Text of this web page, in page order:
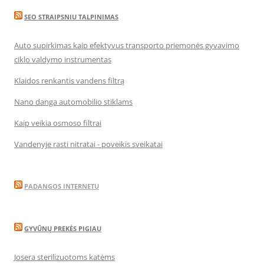
SEO STRAIPSNIU TALPINIMAS
Auto supirkimas kaip efektyvus transporto priemonės gyvavimo
ciklo valdymo instrumentas
Klaidos renkantis vandens filtrą
Nano danga automobilio stiklams
Kaip veikia osmoso filtrai
Vandenyje rasti nitratai - poveikis sveikatai
PADANGOS INTERNETU
GYVŪNŲ PREKĖS PIGIAU
Josera sterilizuotoms katėms